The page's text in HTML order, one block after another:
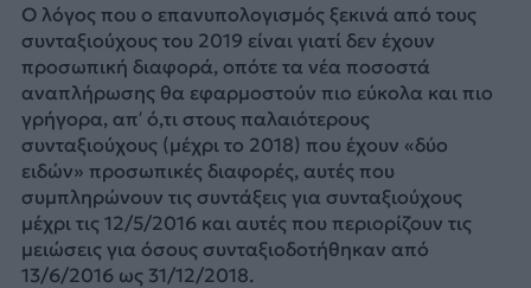
Ο λόγος που ο επανυπολογισμός ξεκινά από τους
συνταξιούχους του 2019 είναι γιατί δεν έχουν
προσωπική διαφορά, οπότε τα νέα ποσοστά
αναπλήρωσης θα εφαρμοστούν πιο εύκολα και πιο
γρήγορα, απ’ ό,τι στους παλαιότερους
συνταξιούχους (μέχρι το 2018) που έχουν «δύο
ειδών» προσωπικές διαφορές, αυτές που
συμπληρώνουν τις συντάξεις για συνταξιούχους
μέχρι τις 12/5/2016 και αυτές που περιορίζουν τις
μειώσεις για όσους συνταξιοδοτήθηκαν από
13/6/2016 ως 31/12/2018.